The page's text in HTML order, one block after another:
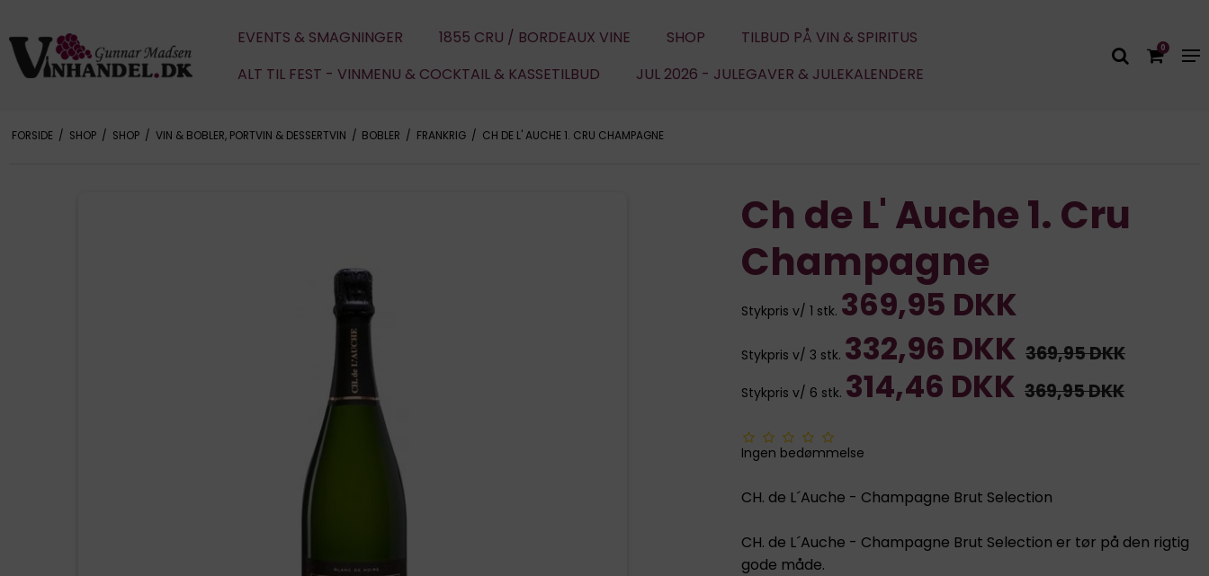
EVENTS & SMAGNINGER 1855 CRU / BORDEAUX VINE SHOP
TILBUD PÅ VIN & SPIRITUS
ALT TIL FEST - VINMENU & COCKTAIL & KASSETILBUD
JUL 2026 - JULEGAVER & JULEKALENDERE
0
FORSIDE / SHOP / SHOP / VIN & BOBLER, PORTVIN & DESSERTVIN / BOBLER / FRANKRIG / CH DE L' AUCHE 1. CRU CHAMPAGNE
Ch de L' Auche 1. Cru
Champagne
Stykpris v/ 1 stk. 369,95 DKK
Stykpris v/ 3 stk. 332,96 DKK 369,95 DKK
Stykpris v/ 6 stk. 314,46 DKK 369,95 DKK
Ingen bedømmelse
CH. de L´Auche - Champagne Brut Selection
CH. de L´Auche - Champagne Brut Selection er tør på den rigtig
gode måde.